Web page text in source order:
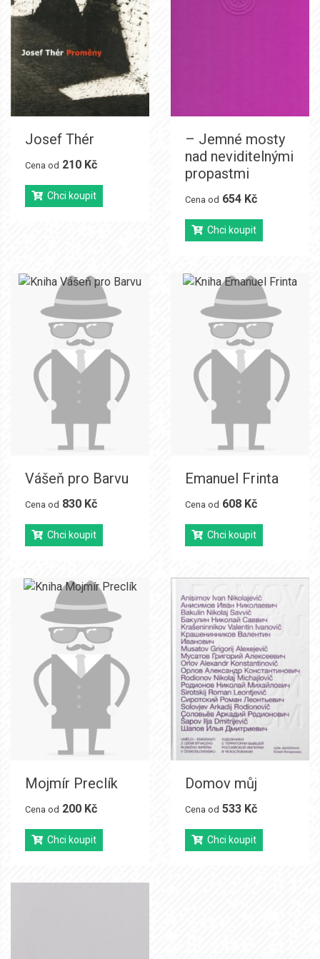
Josef Thér
Cena od 210 Kč
Chci koupit
– Jemné mosty
nad neviditelnými
propastmi
Cena od 654 Kč
Chci koupit
Vášeň pro Barvu
Cena od 830 Kč
Chci koupit
Emanuel Frinta
Cena od 608 Kč
Chci koupit
Mojmír Preclík
Cena od 200 Kč
Chci koupit
Domov můj
Cena od 533 Kč
Chci koupit